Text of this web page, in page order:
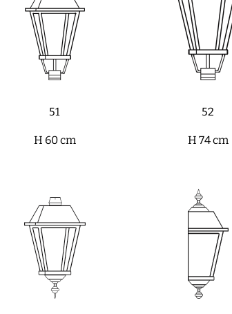
51
H 60 cm
52
H 74 cm